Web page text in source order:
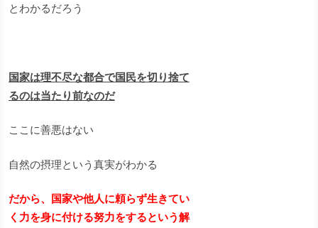
とわかるだろう
国家は理不尽な都合で国民を切り捨て
るのは当たり前なのだ
ここに善悪はない
自然の摂理という真実がわかる
だから、国家や他人に頼らず生きてい
く力を身に付ける努力をするという解